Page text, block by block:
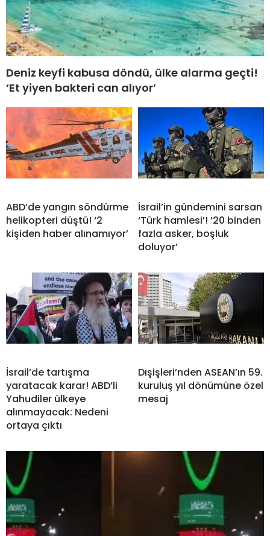
Deniz keyfi kabusa döndü, ülke alarma geçti!
‘Et yiyen bakteri can alıyor’
ABD’de yangın söndürme
helikopteri düştü! ‘2
kişiden haber alınamıyor’
İsrail’in gündemini sarsan
‘Türk hamlesi’! ’20 binden
fazla asker, boşluk
doluyor’
İsrail’de tartışma
yaratacak karar! ABD’li
Yahudiler ülkeye
alınmayacak: Nedeni
ortaya çıktı
Dışişleri’nden ASEAN’ın 59.
kuruluş yıl dönümüne özel
mesaj